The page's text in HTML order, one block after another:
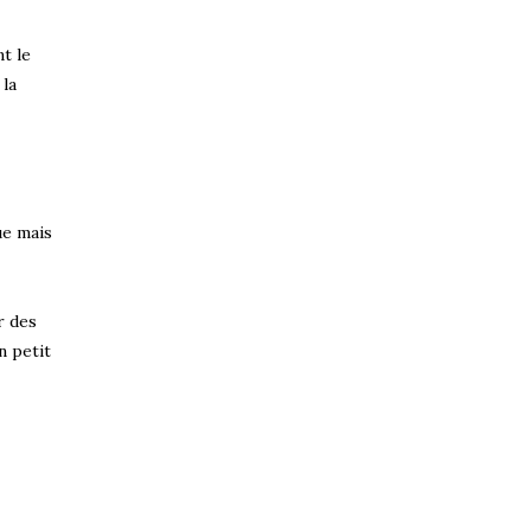
le
mais
des
petit